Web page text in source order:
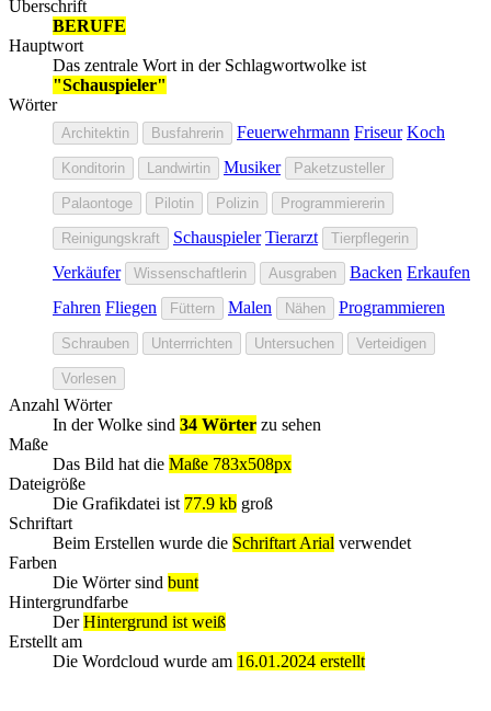
Überschrift
BERUFE
Hauptwort
Das zentrale Wort in der Schlagwortwolke ist
"Schauspieler"
Wörter
Architektin Busfahrerin Feuerwehrmann Friseur Koch
Konditorin Landwirtin Musiker Paketzusteller
Palaontoge Pilotin Polizin Programmiererin
Reinigungskraft Schauspieler Tierarzt Tierpflegerin
Verkäufer Wissenschaftlerin Ausgraben Backen Erkaufen
Fahren Fliegen Füttern Malen Nähen Programmieren
Schrauben Unterrrichten Untersuchen Verteidigen
Vorlesen
Anzahl Wörter
In der Wolke sind 34 Wörter zu sehen
Maße
Das Bild hat die Maße 783x508px
Dateigröße
Die Grafikdatei ist 77.9 kb groß
Schriftart
Beim Erstellen wurde die Schriftart Arial verwendet
Farben
Die Wörter sind bunt
Hintergrundfarbe
DerHintergrund ist weiß
Erstellt am
Die Wordcloud wurde am 16.01.2024 erstellt